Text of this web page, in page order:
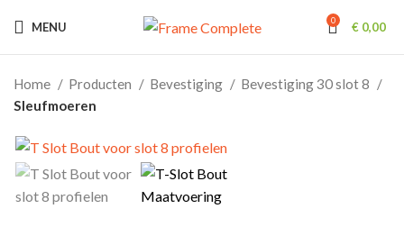
MENU 0 € 0,00
Home Producten Bevestiging
Bevestiging 30 slot 8
Sleufmoeren